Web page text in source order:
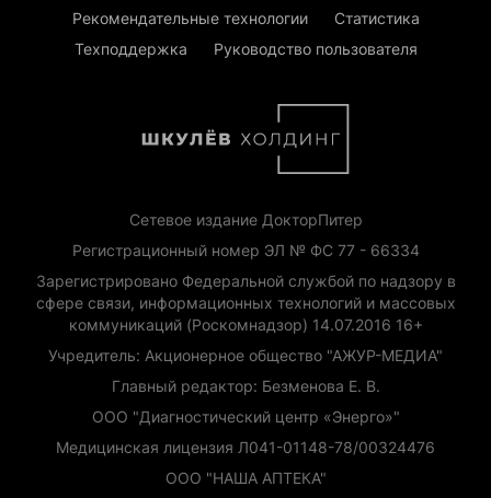
Рекомендательные технологии
Статистика
Техподдержка
Руководство пользователя
Сетевое издание ДокторПитер
Регистрационный номер ЭЛ № ФС 77 - 66334
Зарегистрировано Федеральной службой по надзору в
сфере связи, информационных технологий и массовых
коммуникаций (Роскомнадзор) 14.07.2016 16+
Учредитель: Акционерное общество "АЖУР-МЕДИА"
Главный редактор: Безменова Е. В.
ООО "Диагностический центр «Энерго»"
Медицинская лицензия Л041-01148-78/00324476
ООО "НАША АПТЕКА"